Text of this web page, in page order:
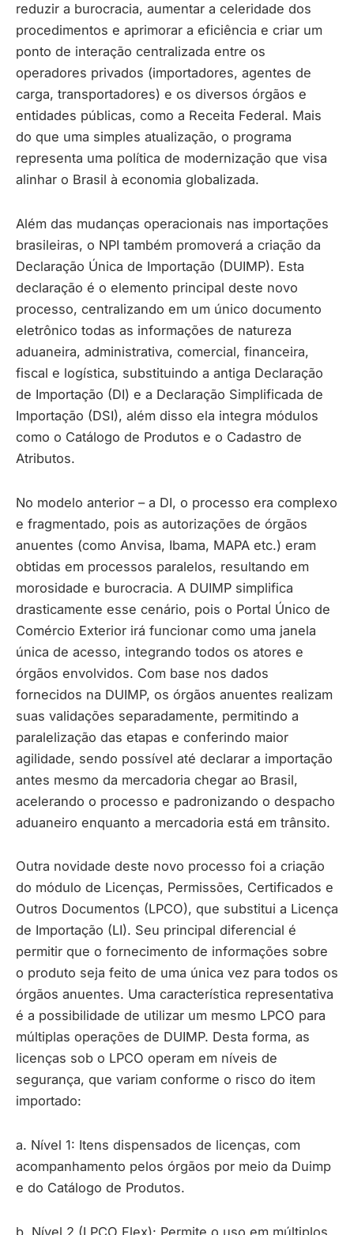
reduzir a burocracia, aumentar a celeridade dos
procedimentos e aprimorar a eficiência e criar um
ponto de interação centralizada entre os
operadores privados (importadores, agentes de
carga, transportadores) e os diversos órgãos e
entidades públicas, como a Receita Federal. Mais
do que uma simples atualização, o programa
representa uma política de modernização que visa
alinhar o Brasil à economia globalizada.
Além das mudanças operacionais nas importações
brasileiras, o NPI também promoverá a criação da
Declaração Única de Importação (DUIMP). Esta
declaração é o elemento principal deste novo
processo, centralizando em um único documento
eletrônico todas as informações de natureza
aduaneira, administrativa, comercial, financeira,
fiscal e logística, substituindo a antiga Declaração
de Importação (DI) e a Declaração Simplificada de
Importação (DSI), além disso ela integra módulos
como o Catálogo de Produtos e o Cadastro de
Atributos.
No modelo anterior – a DI, o processo era complexo
e fragmentado, pois as autorizações de órgãos
anuentes (como Anvisa, Ibama, MAPA etc.) eram
obtidas em processos paralelos, resultando em
morosidade e burocracia. A DUIMP simplifica
drasticamente esse cenário, pois o Portal Único de
Comércio Exterior irá funcionar como uma janela
única de acesso, integrando todos os atores e
órgãos envolvidos. Com base nos dados
fornecidos na DUIMP, os órgãos anuentes realizam
suas validações separadamente, permitindo a
paralelização das etapas e conferindo maior
agilidade, sendo possível até declarar a importação
antes mesmo da mercadoria chegar ao Brasil,
acelerando o processo e padronizando o despacho
aduaneiro enquanto a mercadoria está em trânsito.
Outra novidade deste novo processo foi a criação
do módulo de Licenças, Permissões, Certificados e
Outros Documentos (LPCO), que substitui a Licença
de Importação (LI). Seu principal diferencial é
permitir que o fornecimento de informações sobre
o produto seja feito de uma única vez para todos os
órgãos anuentes. Uma característica representativa
é a possibilidade de utilizar um mesmo LPCO para
múltiplas operações de DUIMP. Desta forma, as
licenças sob o LPCO operam em níveis de
segurança, que variam conforme o risco do item
importado:
a. Nível 1: Itens dispensados de licenças, com
acompanhamento pelos órgãos por meio da Duimp
e do Catálogo de Produtos.
b. Nível 2 (LPCO Flex): Permite o uso em múltiplos